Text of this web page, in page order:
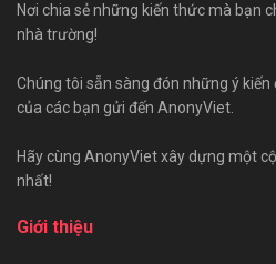
Nơi chia sẻ những kiến thức mà bạn
nhà trường!
Chúng tôi sẵn sàng đón những ý
của các bạn gửi đến AnonyViet.
Hãy cùng AnonyViet xây dựng một
nhất!
Giới thiệu